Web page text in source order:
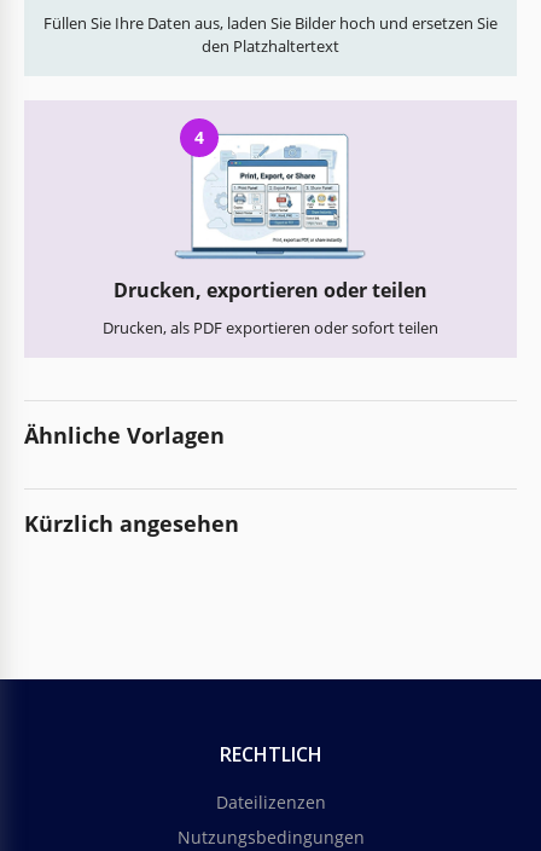
Füllen Sie Ihre Daten aus, laden Sie Bilder hoch und ersetzen Sie
den Platzhaltertext
4
Drucken, exportieren oder teilen
Drucken, als PDF exportieren oder sofort teilen
Ähnliche Vorlagen
Kürzlich angesehen
RECHTLICH
Dateilizenzen
Nutzungsbedingungen